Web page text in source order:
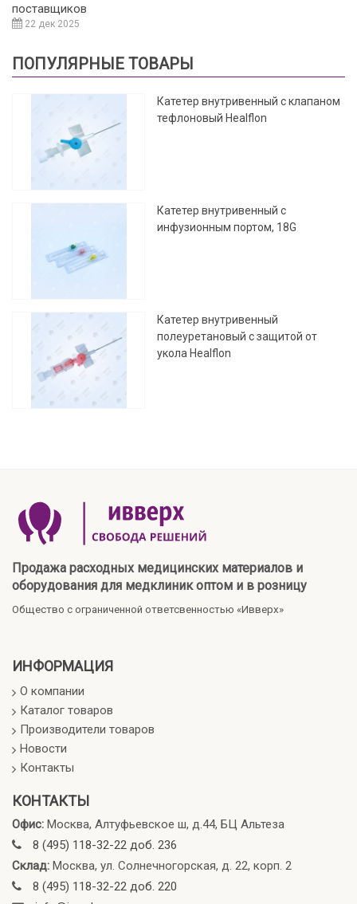
поставщиков
22 дек 2025
ПОПУЛЯРНЫЕ ТОВАРЫ
Катетер внутривенный с клапаном
тефлоновый Healflon
Катетер внутривенный с
инфузионным портом, 18G
Катетер внутривенный
полеуретановый с защитой от
укола Healflon
Продажа расходных медицинских материалов и
оборудования для медклиник оптом и в розницу
Общество с ограниченной ответсвенностью «Ивверх»
ИНФОРМАЦИЯ
О компании
Каталог товаров
Производители товаров
Новости
Контакты
КОНТАКТЫ
Офис: Москва, Алтуфьевское ш, д.44, БЦ Альтеза
8 (495) 118-32-22 доб. 236
Склад: Москва, ул. Солнечногорская, д. 22, корп. 2
8 (495) 118-32-22 доб. 220